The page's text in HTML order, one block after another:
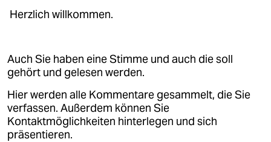
Herzlich willkommen.
Auch Sie haben eine Stimme und auch die soll
gehört und gelesen werden.
Hier werden alle Kommentare gesammelt, die Sie
verfassen. Außerdem können Sie
Kontaktmöglichkeiten hinterlegen und sich
präsentieren.